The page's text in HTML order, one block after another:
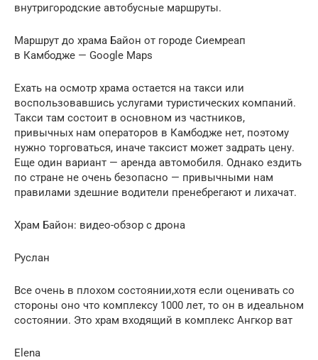
внутригородские автобусные маршруты.
Маршрут до храма Байон от городе Сиемреап
в Камбодже — Google Maps
Ехать на осмотр храма остается на такси или
воспользовавшись услугами туристических компаний.
Такси там состоит в основном из частников,
привычных нам операторов в Камбодже нет, поэтому
нужно торговаться, иначе таксист может задрать цену.
Еще один вариант — аренда автомобиля. Однако ездить
по стране не очень безопасно — привычными нам
правилами здешние водители пренебрегают и лихачат.
Храм Байон: видео-обзор с дрона
Руслан
Все очень в плохом состоянии,хотя если оценивать со
стороны оно что комплексу 1000 лет, то он в идеальном
состоянии. Это храм входящий в комплекс Ангкор ват
Elena